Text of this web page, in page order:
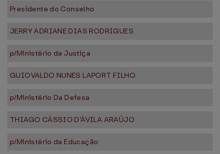
Presidente do Conselho
JERRY ADRIANE DIAS RODRIGUES
p/Ministério da Justiça
GUIOVALDO NUNES LAPORT FILHO
p/Ministério Da Defesa
THIAGO CÁSSIO D’ÁVILA ARAÚJO
p/Ministério da Educação